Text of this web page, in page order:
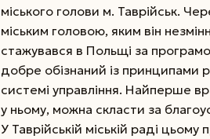
міського голови м. Таврійськ.
міським головою, яким він
стажувався в Польщі за
добре обізнаний із принципами
системі управління. Найперше
у ньому, можна скласти за
У Таврійській міській раді